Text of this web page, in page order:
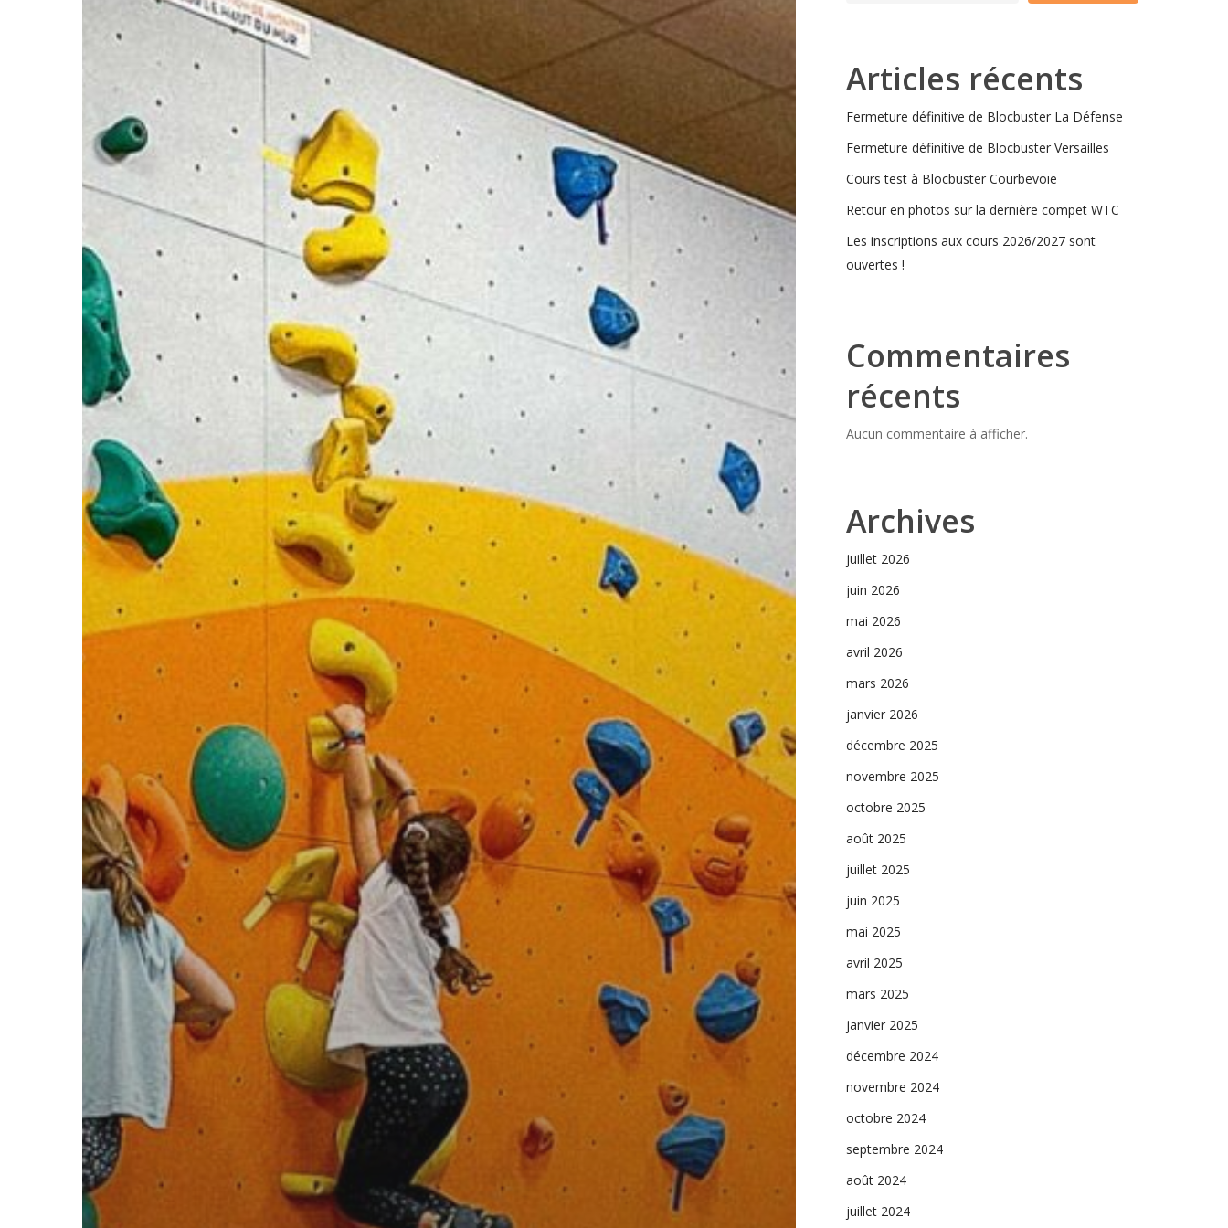
Articles récents
Fermeture définitive de Blocbuster La Défense
Fermeture définitive de Blocbuster Versailles
Cours test à Blocbuster Courbevoie
Retour en photos sur la dernière compet WTC
Les inscriptions aux cours 2026/2027 sont
ouvertes !
Commentaires
récents
Aucun commentaire à afficher.
Archives
juillet 2026
juin 2026
mai 2026
avril 2026
mars 2026
janvier 2026
décembre 2025
novembre 2025
octobre 2025
août 2025
juillet 2025
juin 2025
mai 2025
avril 2025
mars 2025
janvier 2025
décembre 2024
novembre 2024
octobre 2024
septembre 2024
août 2024
juillet 2024